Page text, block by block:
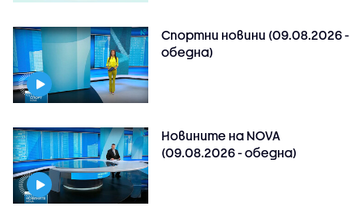
Спортни новини (09.08.2026 -
обедна)
Новините на NOVA
(09.08.2026 - обедна)